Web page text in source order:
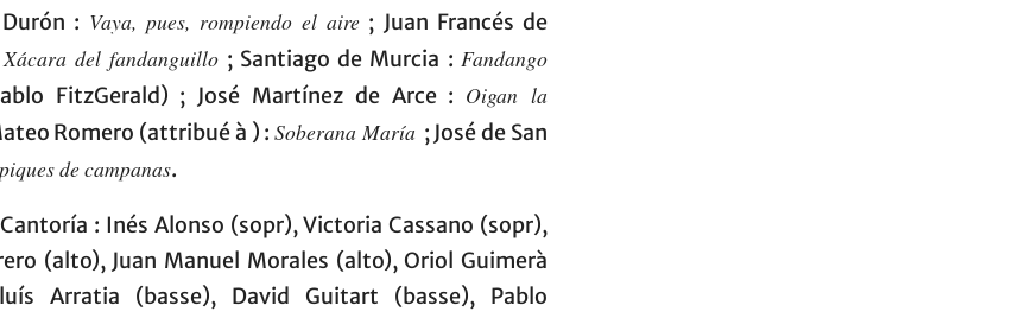
: Vaya, pues, rompiendo el aire ; Juan Francés de
Xácara del fandanguillo ; Santiago de Murcia :Fandango
FitzGerald) ; José Martínez de Arce : Oigan la
Romero (attribué à ) :Soberana María ; José de San
de campanas.
: Inés Alonso (sopr), Victoria Cassano (sopr),
(alto), Juan Manuel Morales (alto), Oriol Guimerà
Arratia (basse), David Guitart (basse), Pablo